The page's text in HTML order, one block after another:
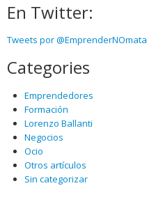
En Twitter:
Tweets por @EmprenderNOmata
Categories
Emprendedores
Formación
Lorenzo Ballanti
Negocios
Ocio
Otros artículos
Sin categorizar